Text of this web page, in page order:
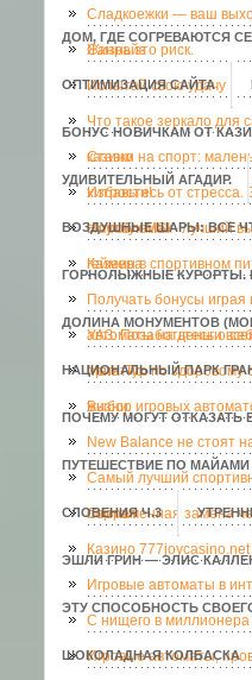
ДОМ, ГДЕ СОГРЕВАЮТСЯ
ОПТИМИЗАЦИЯ САЙТА
БОНУС НОВИЧКАМ ОТ
УДИВИТЕЛЬНЫЙ АГАДИР.
ВОЗДУШНЫЕ ШАРЫ: ВСЕ
ГОРНОЛЫЖНЫЕ КУРОРТЫ.
ДОЛИНА МОНУМЕНТОВ
НАЦИОНАЛЬНЫЙ ПАРК
ПОЧЕМУ МОГУТ ОТКАЗАТЬ
ПУТЕШЕСТВИЕ ПО МАЙАМИ
СЛОВЕНИЯ Ч.3
ЭШЛИ ГРИН — ЭЛИС
ЭТУ СПОСОБНОСТЬ
ШОКОЛАДНАЯ КОЛБАСКА
Сладкоежки — ваш
Санрайз
Жизнь это риск.
Испытай свою удачу
Что такое зеркало для
казино
Ставки на спорт:
хитрости!
Избавьтесь от стресса.
о проблемах
Ноутбук MSI - лучший
геймера
Казеин в спортивном
Получать бонусы играя
автоматы на деньги
приятно.
УАЗ. Позаботьтесь о
Мега-Тур по здоровому
жизни
Выбор игровых
New Balance не стоят
Самый лучший
портал
Современная замена
Казино 777joycasino.net
Игровые автоматы в
C нищего в миллионера
Игровые автоматы,